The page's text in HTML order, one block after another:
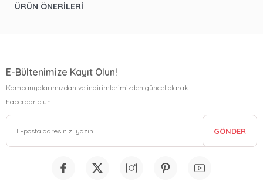
ÜRÜN ÖNERILERI
E-Bültenimize Kayıt Olun!
Kampanyalarımızdan ve indirimlerimizden güncel olarak
haberdar olun.
GÖNDER